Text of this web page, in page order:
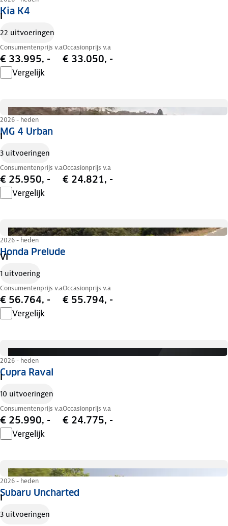
Kia K4
I
22 uitvoeringen
Consumentenprijs v.a
€ 33.995, -
Occasionprijs v.a
€ 33.050, -
Vergelijk
MG 4 Urban
2026 - heden
I
3 uitvoeringen
Consumentenprijs v.a
€ 25.950, -
Occasionprijs v.a
€ 24.821, -
Vergelijk
Honda Prelude
2026 - heden
VI
1 uitvoering
Consumentenprijs v.a
€ 56.764, -
Occasionprijs v.a
€ 55.794, -
Vergelijk
Cupra Raval
2026 - heden
I
10 uitvoeringen
Consumentenprijs v.a
€ 25.990, -
Occasionprijs v.a
€ 24.775, -
Vergelijk
Subaru Uncharted
2026 - heden
I
3 uitvoeringen